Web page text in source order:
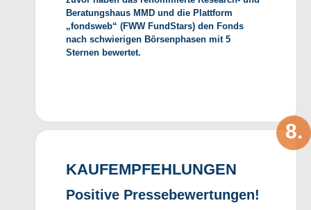
Beratungshaus MMD und die Plattform
„fondsweb“ (FWW FundStars) den Fonds
nach schwierigen Börsenphasen mit 5
Sternen bewertet.
KAUFEMPFEHLUNGEN
Positive Pressebewertungen!